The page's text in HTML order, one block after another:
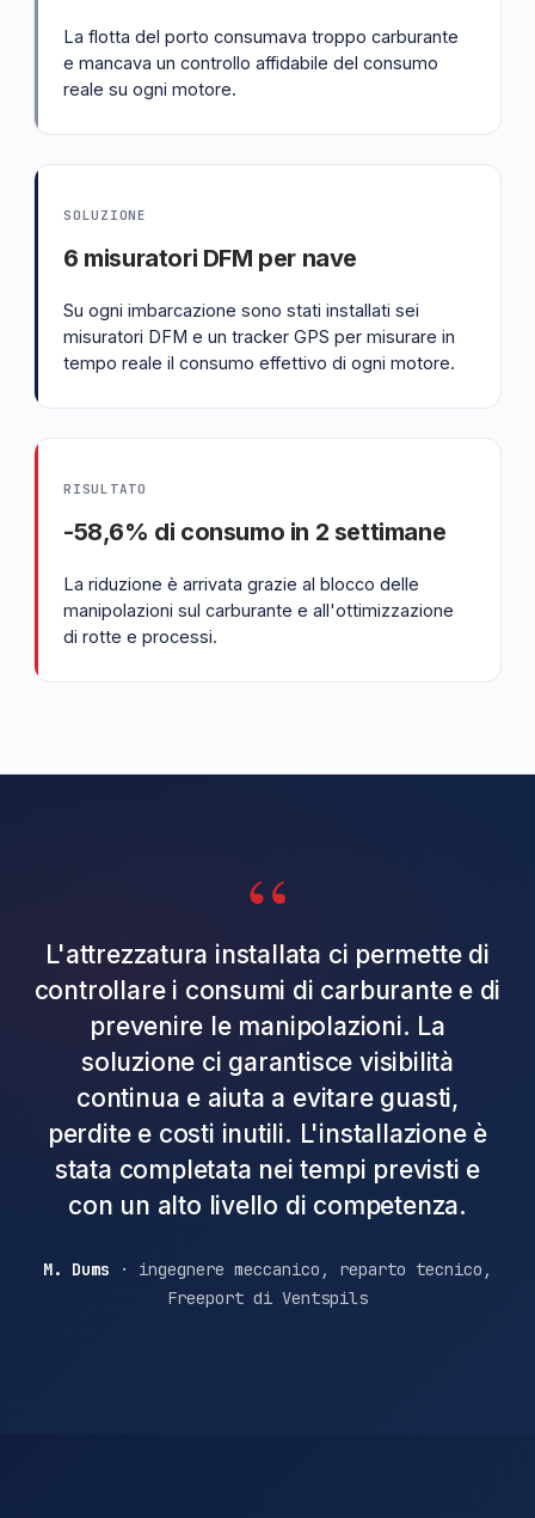
La flotta del porto consumava troppo carburante
e mancava un controllo affidabile del consumo
reale su ogni motore.
SOLUZIONE
6 misuratori DFM per nave
Su ogni imbarcazione sono stati installati sei
misuratori DFM e un tracker GPS per misurare in
tempo reale il consumo effettivo di ogni motore.
RISULTATO
-58,6% di consumo in 2 settimane
La riduzione è arrivata grazie al blocco delle
manipolazioni sul carburante e all'ottimizzazione
di rotte e processi.
“
L'attrezzatura installata ci permette di
controllare i consumi di carburante e di
prevenire le manipolazioni. La
soluzione ci garantisce visibilità
continua e aiuta a evitare guasti,
perdite e costi inutili. L'installazione è
stata completata nei tempi previsti e
con un alto livello di competenza.
M. Dums · ingegnere meccanico, reparto tecnico,
Freeport di Ventspils